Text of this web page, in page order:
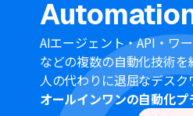
KING OF TIMEのマイアプリ
ださい。
AIエージェント・API・ワ
などの複数の自動化技術を
人の代わりに退屈なデス
オールインワンの自動化